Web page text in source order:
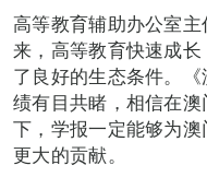
高等教育辅助办公室
来，高等教育快速成
了良好的生态条件。
绩有目共睹，相信在
下，学报一定能够为
更大的贡献。